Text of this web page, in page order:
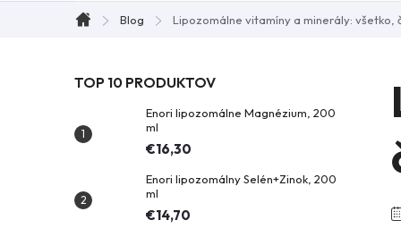
Domov
Blog Lipozomálne vitamíny a minerály: všetko,
B
o
č
TOP 10 PRODUKTOV
Enori lipozomálne Magnézium, 200
ml
€16,30
Enori lipozomálny Selén+Zinok, 200
ml
€14,70